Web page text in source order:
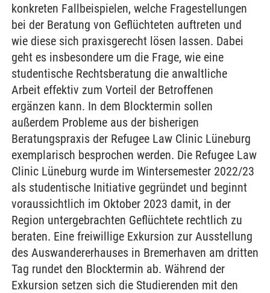
konkreten Fallbeispielen, welche Fragestellungen
bei der Beratung von Geflüchteten auftreten und
wie diese sich praxisgerecht lösen lassen. Dabei
geht es insbesondere um die Frage, wie eine
studentische Rechtsberatung die anwaltliche
Arbeit effektiv zum Vorteil der Betroffenen
ergänzen kann. In dem Blocktermin sollen
außerdem Probleme aus der bisherigen
Beratungspraxis der Refugee Law Clinic Lüneburg
exemplarisch besprochen werden. Die Refugee Law
Clinic Lüneburg wurde im Wintersemester 2022/23
als studentische Initiative gegründet und beginnt
voraussichtlich im Oktober 2023 damit, in der
Region untergebrachten Geflüchtete rechtlich zu
beraten. Eine freiwillige Exkursion zur Ausstellung
des Auswandererhauses in Bremerhaven am dritten
Tag rundet den Blocktermin ab. Während der
Exkursion setzen sich die Studierenden mit den